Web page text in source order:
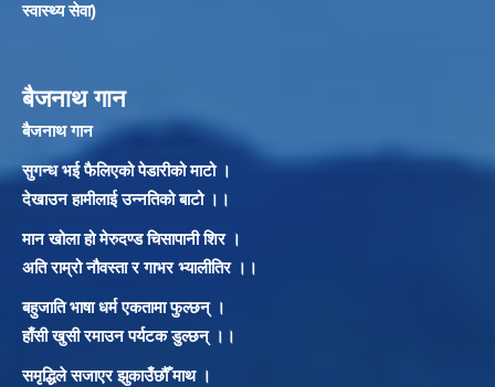
स्वास्थ्य सेवा)
बैजनाथ गान
बैजनाथ गान
सुगन्ध भई फैलिएको पेडारीको माटो ।
देखाउन हामीलाई उन्नतिको बाटो ।।
मान खोला हो मेरुदण्ड चिसापानी शिर ।
अति राम्रो नौवस्ता र गाभर भ्यालीतिर ।।
बहुजाति भाषा धर्म एकतामा फुल्छन् ।
हाँसी खुसी रमाउन पर्यटक डुल्छन् ।।
समृद्धिले सजाएर झुकाउँछौँ माथ ।